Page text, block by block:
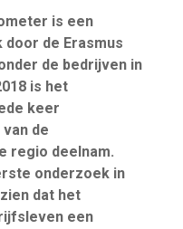
is een
de Erasmus
de bedrijven in
is het
keer
de
regio deelnam.
onderzoek in
dat het
een